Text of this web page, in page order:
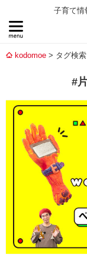
子育て情
kodomoe タグ検
#